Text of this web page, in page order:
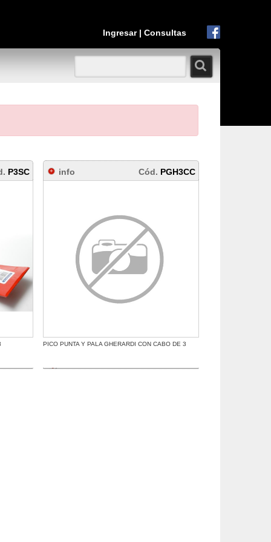
Ingresar| Consultas
P3SC info Cód. PGH3CC
PICO PUNTA Y PALA GHERARDI CON CABO DE 3